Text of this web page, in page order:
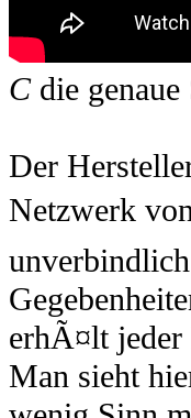
Cdie genaue
Der
Netzwerk
erhÃ¤lt jeder
Man sieht